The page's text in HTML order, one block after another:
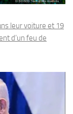
leur voiture et 19
d’un feu de